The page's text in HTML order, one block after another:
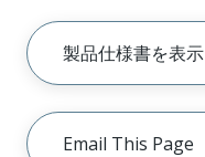
製品仕様書を表示
Email This Page